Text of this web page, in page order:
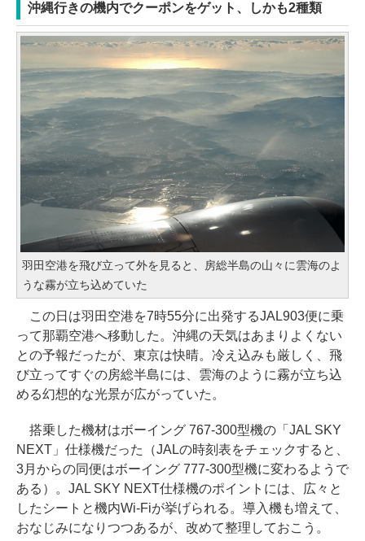
沖縄行きの機内でクーポンをゲット、しかも2種類
羽田空港を飛び立って外を見ると、房総半島の山々に雲海のよ
うな霧が立ち込めていた
この日は羽田空港を7時55分に出発するJAL903便に乗
って那覇空港へ移動した。沖縄の天気はあまりよくない
との予報だったが、東京は快晴。冷え込みも厳しく、飛
び立ってすぐの房総半島には、雲海のように霧が立ち込
める幻想的な光景が広がっていた。
搭乗した機材はボーイング 767-300型機の「JAL SKY
NEXT」仕様機だった（JALの時刻表をチェックすると、
3月からの同便はボーイング 777-300型機に変わるようで
ある）。JAL SKY NEXT仕様機のポイントには、広々と
したシートと機内Wi-Fiが挙げられる。導入機も増えて、
おなじみになりつつあるが、改めて整理しておこう。